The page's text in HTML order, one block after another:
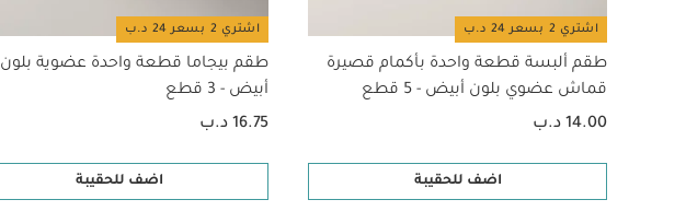
اشتري 2 بسعر 24 د.ب
طقم ألبسة قطعة واحدة بأكمام قصيرة
قماش عضوي بلون أبيض - 5 قطع
14.00 د.ب
اضف للحقيبة
اشتري 2 بسعر 24 د.ب
طقم بيجاما قطعة واحدة عضوية بلون
أبيض - 3 قطع
16.75 د.ب
اضف للحقيبة